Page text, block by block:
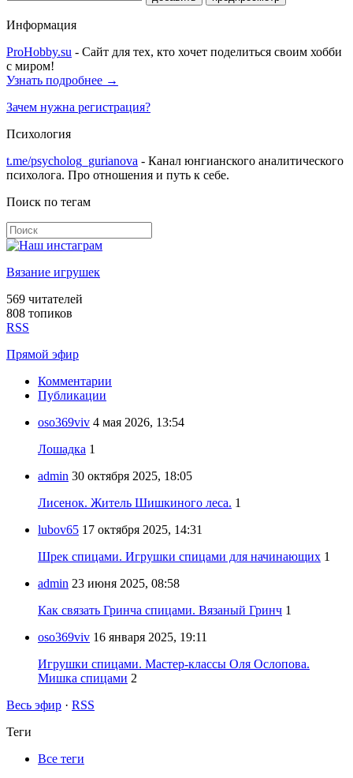
Информация
ProHobby.su - Сайт для тех, кто хочет поделиться своим хобби
с миром!
Узнать подробнее →
Зачем нужна регистрация?
Психология
t.me/psycholog_gurianova - Канал юнгианского аналитического
психолога. Про отношения и путь к себе.
Поиск по тегам
Вязание игрушек
569 читателей
808 топиков
RSS
Прямой эфир
Комментарии
Публикации
oso369viv 4 мая 2026, 13:54
Лошадка 1
admin 30 октября 2025, 18:05
Лисенок. Житель Шишкиного леса. 1
lubov65 17 октября 2025, 14:31
Шрек спицами. Игрушки спицами для начинающих 1
admin 23 июня 2025, 08:58
Как связать Гринча спицами. Вязаный Гринч 1
oso369viv 16 января 2025, 19:11
Игрушки спицами. Мастер-классы Оля Ослопова.
Мишка спицами 2
Весь эфир · RSS
Теги
Все теги